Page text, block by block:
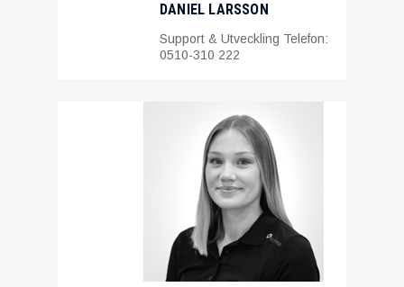
DANIEL LARSSON
Support & Utveckling Telefon:
0510-310 222